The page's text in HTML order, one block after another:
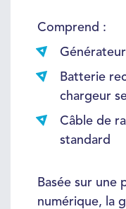
Comprend :
Batterie
chargeur
Câble de
standard
Basée sur une
numérique, la